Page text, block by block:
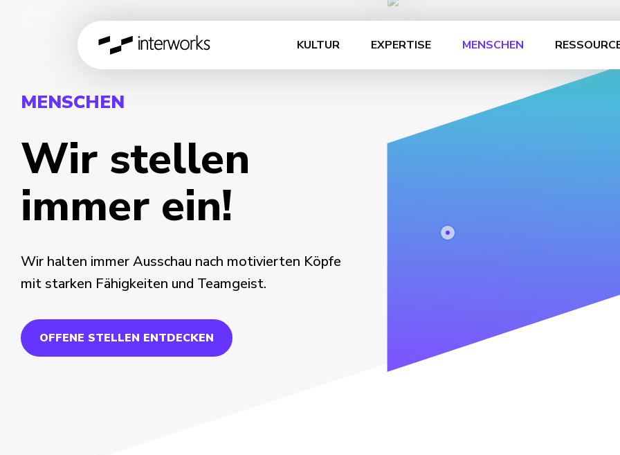
KULTUR EXPERTISE MENSCHEN
MENSCHEN
Wir stellen
immer ein!
Wir halten immer Ausschau nach motivierten Köpfe
mit starken Fähigkeiten und Teamgeist.
OFFENE STELLEN ENTDECKEN